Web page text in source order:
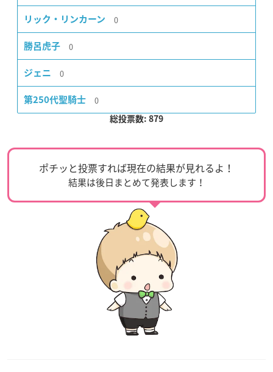
リック・リンカーン 0
勝呂虎子 0
ジェニ 0
第250代聖騎士 0
総投票数: 879
ポチッと投票すれば現在の結果が見れるよ！
結果は後日まとめて発表します！